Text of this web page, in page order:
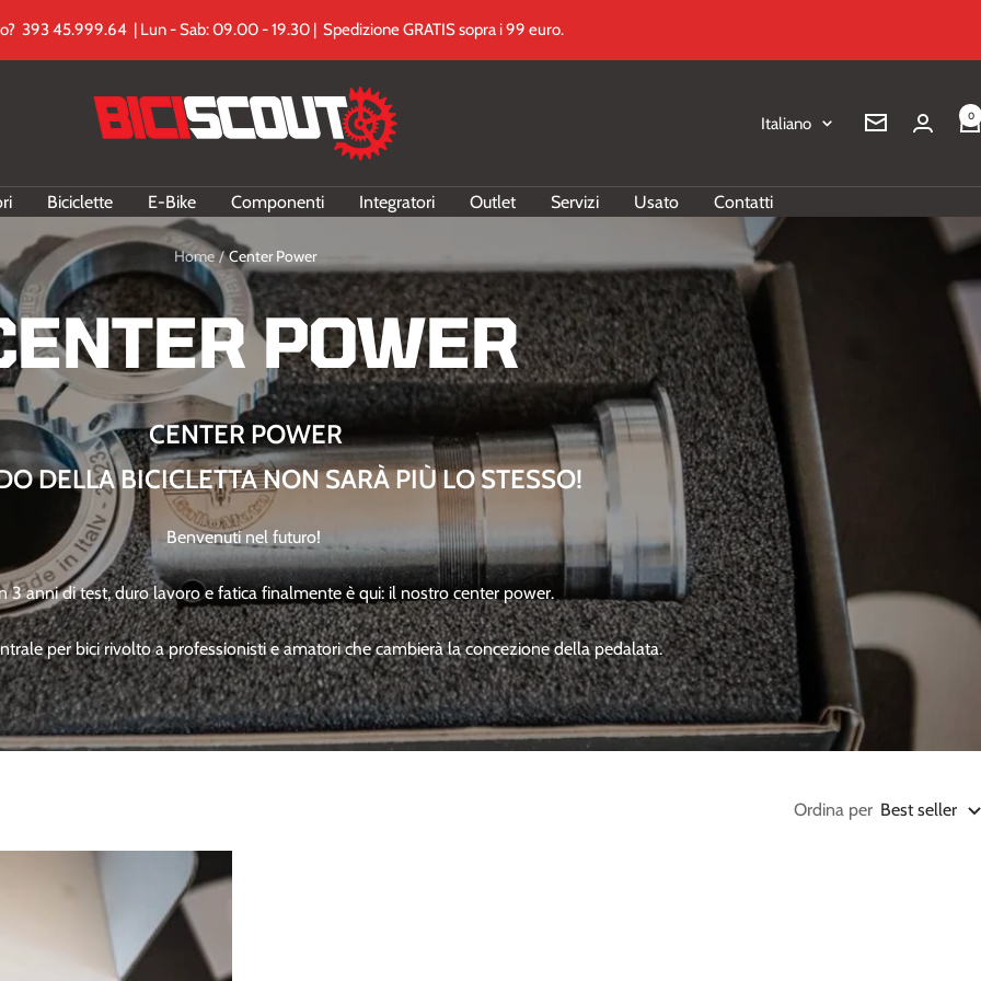
393 45.999.64 | Lun - Sab: 09.00 - 19.30 | Spedizione GRATIS sopra i 99 euro.
Biciscout.it
Lingua
Italiano Newsletter
0
Biciclette E-Bike Componenti Integratori Outlet Servizi Usato Contatti
Home Center Power
POWER
CENTER POWER
DELLA BICICLETTA NON SARÀ PIÙ LO STESSO!
Benvenuti nel futuro!
3 anni di test, duro lavoro e fatica finalmente è qui: il nostro center power.
per bici rivolto a professionisti e amatori che cambierà la concezione della pedalata.
Ordina per Best seller